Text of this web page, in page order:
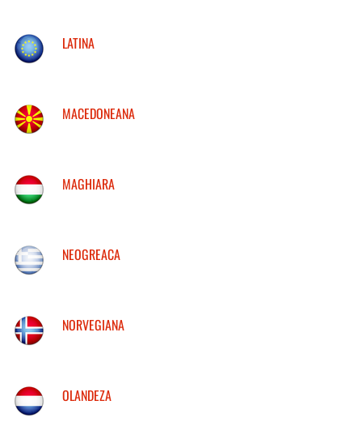
LATINA
MACEDONEANA
MAGHIARA
NEOGREACA
NORVEGIANA
OLANDEZA